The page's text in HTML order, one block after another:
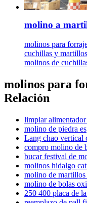
molino a
molinos para
cuchillas y
molinos de
molinos para
Relación
limpiar
molino de piedra
Lang chao vertical
compro molino de
bucar festival de
molinos hidalgo
molino de martillos
molino de bolas
250 400 placa de